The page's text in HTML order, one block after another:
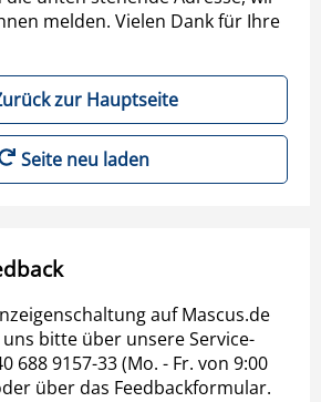
melden. Vielen Dank für Ihre
zur Hauptseite
Seite neu laden
auf Mascus.de
bitte über unsere Service-
688 9157-33 (Mo. - Fr. von 9:00
über das Feedbackformular.